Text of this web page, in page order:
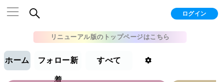
ログイン
リニューアル版のトップページはこちら
ホーム フォロー新
着
すべて